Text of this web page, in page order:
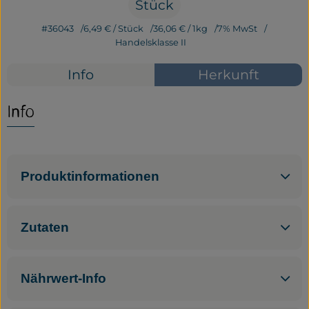
Service
Stück
#36043 6,49 €/ Stück 36,06 €/ 1kg
7% MwSt
Handelsklasse II
Info Herkunft
Info
Produktinformationen
Zutaten
Nährwert-Info